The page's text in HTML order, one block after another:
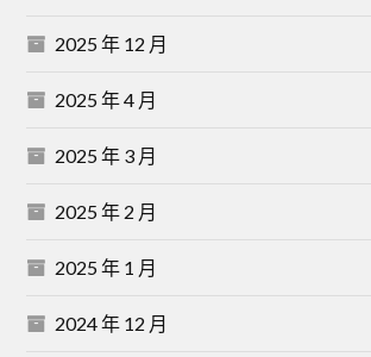
2025 年 12 月
2025 年 4 月
2025 年 3 月
2025 年 2 月
2025 年 1 月
2024 年 12 月